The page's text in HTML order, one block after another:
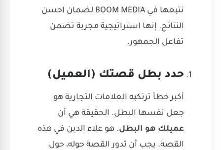
نتبعها في BOOM MEDIA لضمان احسن
النتائج. إنها استراتيجية مجربة تضمن
تفاعل الجمهور.
حدد بطل قصتك (العميل)
أكبر خطأ ترتكبه العلامات التجارية هو
جعل نفسها البطل. الحقيقة هي أن
عميلك هو البطل. هو علاء الدين في هذه
القصة. يجب أن تدور القصة حوله، حول